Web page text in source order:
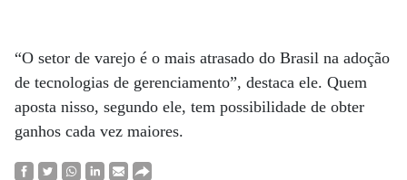
“O setor de varejo é o mais atrasado do Brasil na adoção
de tecnologias de gerenciamento”, destaca ele. Quem
aposta nisso, segundo ele, tem possibilidade de obter
ganhos cada vez maiores.